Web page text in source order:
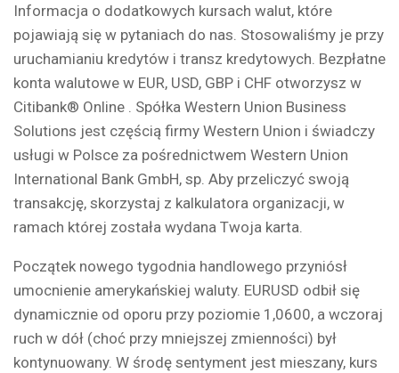
Informacja o dodatkowych kursach walut, które
pojawiają się w pytaniach do nas. Stosowaliśmy je przy
uruchamianiu kredytów i transz kredytowych. Bezpłatne
konta walutowe w EUR, USD, GBP i CHF otworzysz w
Citibank® Online . Spółka Western Union Business
Solutions jest częścią firmy Western Union i świadczy
usługi w Polsce za pośrednictwem Western Union
International Bank GmbH, sp. Aby przeliczyć swoją
transakcję, skorzystaj z kalkulatora organizacji, w
ramach której została wydana Twoja karta.
Początek nowego tygodnia handlowego przyniósł
umocnienie amerykańskiej waluty. EURUSD odbił się
dynamicznie od oporu przy poziomie 1,0600, a wczoraj
ruch w dół (choć przy mniejszej zmienności) był
kontynuowany. W środę sentyment jest mieszany, kurs